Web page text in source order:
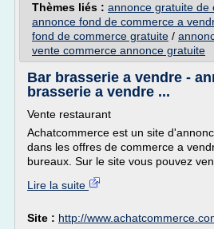
Thèmes liés : annonce gratuite de
annonce fond de commerce a
fond de commerce gratuite /
vente commerce annonce gratuite
Bar brasserie a vendre -
brasserie a vendre ...
Vente restaurant
Achatcommerce est un site
dans les offres de commerce a
bureaux. Sur le site vous pouvez
Lire la suite
Site : http://